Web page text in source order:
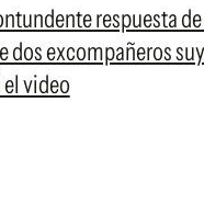
respuesta
dos excompañeros
video